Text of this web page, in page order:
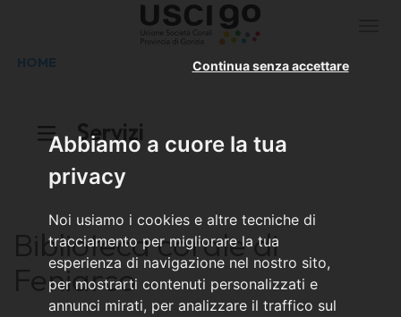
Abbiamo a cuore la tua
privacy
Noi usiamo i cookies e altre tecniche di
tracciamento per migliorare la tua
esperienza di navigazione nel nostro sito,
per mostrarti contenuti personalizzati e
annunci mirati, per analizzare il traffico sul
Continua senza accettare
HOME
Servizi
Biblioteca corale di
Feniarco